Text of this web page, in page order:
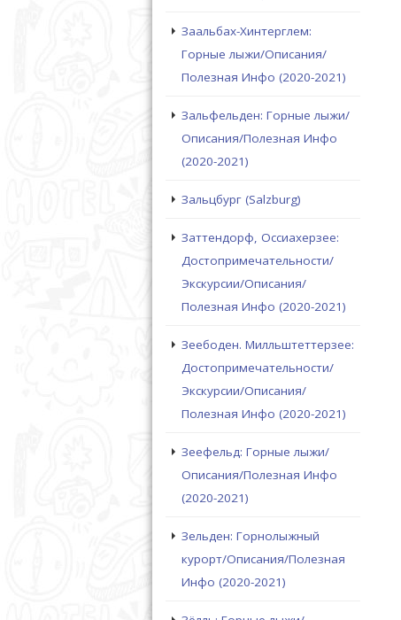
Заальбах-Хинтерглем:
Горные лыжи/Описания/
Полезная Инфо (2020-2021)
Зальфельден: Горные лыжи/
Описания/Полезная Инфо
(2020-2021)
Зальцбург (Salzburg)
Заттендорф, Оссиахерзее:
Достопримечательности/
Экскурсии/Описания/
Полезная Инфо (2020-2021)
Зеебоден. Милльштеттерзее:
Достопримечательности/
Экскурсии/Описания/
Полезная Инфо (2020-2021)
Зеефельд: Горные лыжи/
Описания/Полезная Инфо
(2020-2021)
Зельден: Горнолыжный
курорт/Описания/Полезная
Инфо (2020-2021)